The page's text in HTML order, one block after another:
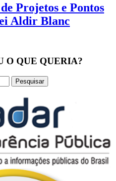
Projetos e Pontos
Aldir Blanc
O QUE QUERIA?